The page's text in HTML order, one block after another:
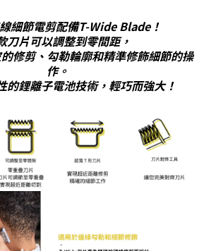
細節電剪配備T-Wide Blade！
刀片可以調整到零間距，
修剪、勾勒輪廓和精準修飾細節的操
作。
的鋰離子電池技術，輕巧而強大！